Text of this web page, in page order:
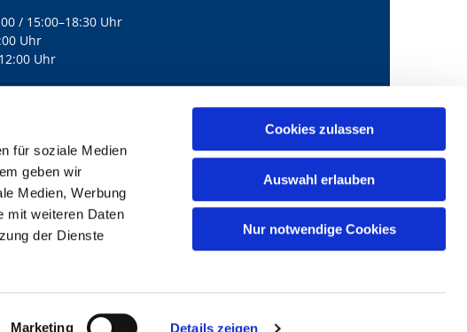
für soziale Medien
geben wir
Medien, Werbung
mit weiteren Daten
der Dienste
Marketing Details zeigen
Cookies zulassen
Auswahl erlauben
Nur notwendige Cookies
/ 15:00–18:30 Uhr
Uhr
Uhr
mail@bernhard-lichtenberg.berlin